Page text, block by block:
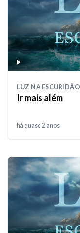
LUZ NA ESCURIDÃO
Ir mais além
há quase 2 anos